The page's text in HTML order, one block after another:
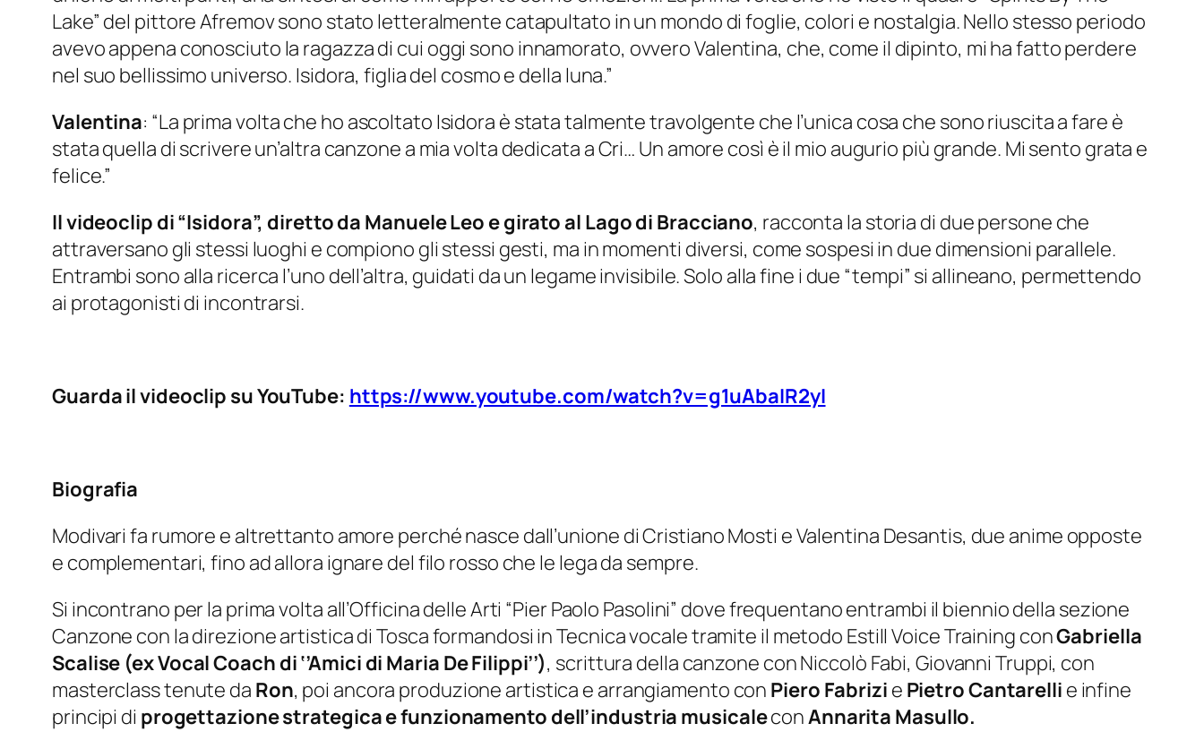
Lake” del pittore Afremov sono stato letteralmente catapultato in un mondo di foglie, colori e nostalgia. Nello stesso periodo
avevo appena conosciuto la ragazza di cui oggi sono innamorato, ovvero Valentina, che, come il dipinto, mi ha fatto perdere
nel suo bellissimo universo. Isidora, figlia del cosmo e della luna.”
Valentina: “La prima volta che ho ascoltato Isidora è stata talmente travolgente che l’unica cosa che sono riuscita a fare è
stata quella di scrivere un’altra canzone a mia volta dedicata a Cri… Un amore così è il mio augurio più grande. Mi sento grata e
felice.”
Il videoclip di “Isidora”, diretto da Manuele Leo e girato al Lago di Bracciano, racconta la storia di due persone che
attraversano gli stessi luoghi e compiono gli stessi gesti, ma in momenti diversi, come sospesi in due dimensioni parallele.
Entrambi sono alla ricerca l’uno dell’altra, guidati da un legame invisibile. Solo alla fine i due “tempi” si allineano, permettendo
ai protagonisti di incontrarsi.
Guarda il videoclip su YouTube: https://www.youtube.com/watch?v=g1uAbaIR2yI
Biografia
Modivari fa rumore e altrettanto amore perché nasce dall’unione di Cristiano Mosti e Valentina Desantis, due anime opposte
e complementari, fino ad allora ignare del filo rosso che le lega da sempre.
Si incontrano per la prima volta all’Officina delle Arti “Pier Paolo Pasolini” dove frequentano entrambi il biennio della sezione
Canzone con la direzione artistica di Tosca formandosi in Tecnica vocale tramite il metodo Estill Voice Training conGabriella
Scalise (ex Vocal Coach di ‘’Amici di Maria De Filippi’’), scrittura della canzone con Niccolò Fabi, Giovanni Truppi, con
masterclass tenute da Ron, poi ancora produzione artistica e arrangiamento con Piero Fabrizi e Pietro Cantarelli e infine
principi di progettazione strategica e funzionamento dell’industria musicaleconAnnarita Masullo.